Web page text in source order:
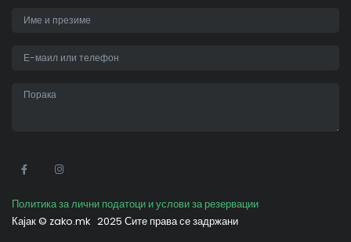
Политика за лични податоци и услови за резервации
Кајак © zako.mk 2025 Сите права се задржани